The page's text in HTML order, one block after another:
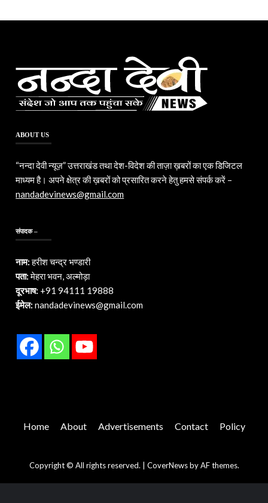
ABOUT US
“नन्दा देवी न्यूज़” उत्तराखंड तथा देश-विदेश की ताज़ा ख़बरों का एक डिजिटल
माध्यम है। अपने क्षेत्र की ख़बरों को प्रसारित करने हेतु हमसे संपर्क करें –
nandadevinews@gmail.com
संपादक –
नाम:हरीश चन्द्र भण्डारी
पता:मेहरा भवन, अल्मोड़ा
दूरभाष: +91 94111 19888
ईमेल:nandadevinews@gmail.com
Home About Advertisements Contact Policy
Copyright © All rights reserved. CoverNewsby AF themes.